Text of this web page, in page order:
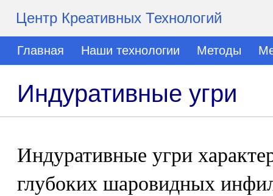
Центр Креативных Технологий
Главная Наши технологии Методы
Индуративные угри
Индуративные угри
глубоких шаровидных